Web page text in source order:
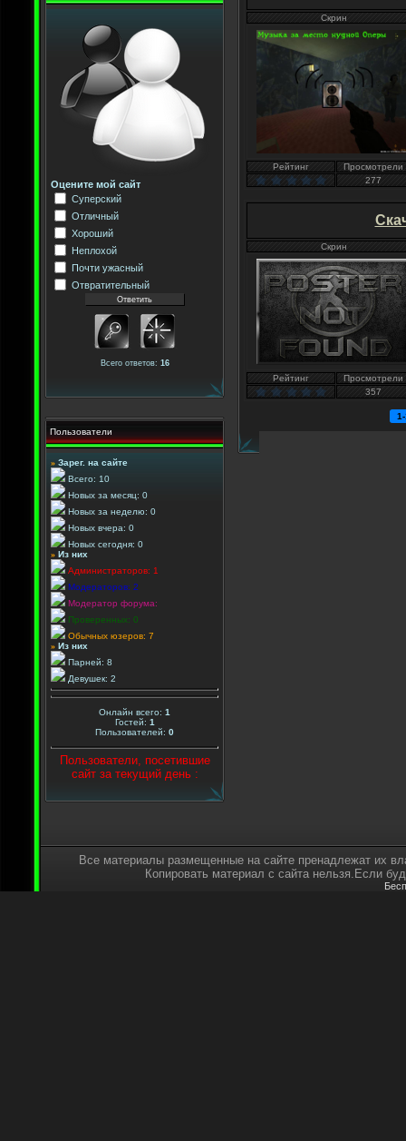
Оцените мой сайт
Суперский
Отличный
Хороший
Неплохой
Почти ужасный
Отвратительный
Всего ответов: 16
Пользователи
» Зарег. на сайте
Всего: 10
Новых за месяц: 0
Новых за неделю: 0
Новых вчера: 0
Новых сегодня: 0
» Из них
Администраторов: 1
Модераторов: 2
Модератор форума:
Проверенных: 0
Обычных юзеров: 7
» Из них
Парней: 8
Девушек: 2
Онлайн всего: 1
Гостей: 1
Пользователей: 0
Пользователи, посетившие
сайт за текущий день :
Скрин
Рейтинг
Просмотрели
277
Скрин
Рейтинг
Просмотрели
357
Все материалы размещенные на сайте пренадлежат их
Копировать материал с сайта нельзя.Если